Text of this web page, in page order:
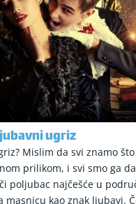
ugriz
Mislim da svi znamo
prilikom, i svi smo ga
poljubac najčešće u
masnicu kao znak ljubavi.